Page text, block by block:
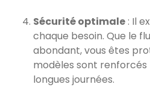
Sécurité optimale : Il
chaque besoin. Que le
abondant, vous êtes
modèles sont renforcés
longues journées.